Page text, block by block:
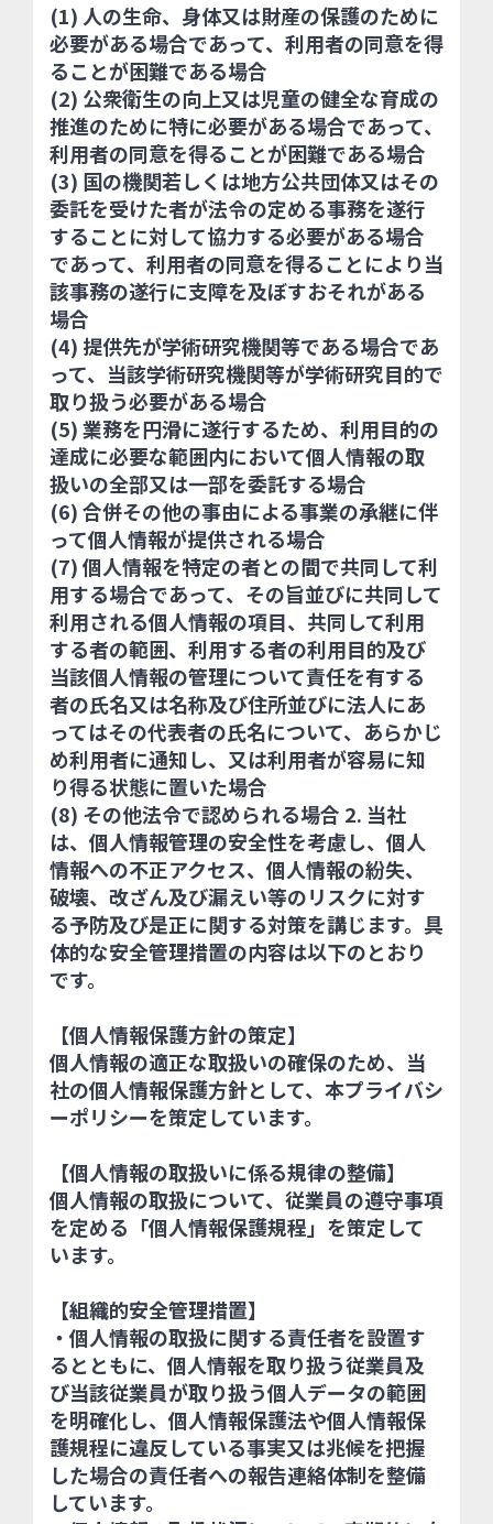
(1) 人の生命、身体又は財産の保護のために
必要がある場合であって、利用者の同意を得
ることが困難である場合
(2) 公衆衛生の向上又は児童の健全な育成の
推進のために特に必要がある場合であって、
利用者の同意を得ることが困難である場合
(3) 国の機関若しくは地方公共団体又はその
委託を受けた者が法令の定める事務を遂行
することに対して協力する必要がある場合
であって、利用者の同意を得ることにより当
該事務の遂行に支障を及ぼすおそれがある
場合
(4) 提供先が学術研究機関等である場合であ
って、当該学術研究機関等が学術研究目的で
取り扱う必要がある場合
(5) 業務を円滑に遂行するため、利用目的の
達成に必要な範囲内において個人情報の取
扱いの全部又は一部を委託する場合
(6) 合併その他の事由による事業の承継に伴
って個人情報が提供される場合
(7) 個人情報を特定の者との間で共同して利
用する場合であって、その旨並びに共同して
利用される個人情報の項目、共同して利用
する者の範囲、利用する者の利用目的及び
当該個人情報の管理について責任を有する
者の氏名又は名称及び住所並びに法人にあ
ってはその代表者の氏名について、あらかじ
め利用者に通知し、又は利用者が容易に知
り得る状態に置いた場合
(8) その他法令で認められる場合 2. 当社
は、個人情報管理の安全性を考慮し、個人
情報への不正アクセス、個人情報の紛失、
破壊、改ざん及び漏えい等のリスクに対す
る予防及び是正に関する対策を講じます。具
体的な安全管理措置の内容は以下のとおり
です。
【個人情報保護方針の策定】
個人情報の適正な取扱いの確保のため、当
社の個人情報保護方針として、本プライバシ
ーポリシーを策定しています。
【個人情報の取扱いに係る規律の整備】
個人情報の取扱について、従業員の遵守事項
を定める「個人情報保護規程」を策定して
います。
【組織的安全管理措置】
・個人情報の取扱に関する責任者を設置す
るとともに、個人情報を取り扱う従業員及
び当該従業員が取り扱う個人データの範囲
を明確化し、個人情報保護法や個人情報保
護規程に違反している事実又は兆候を把握
した場合の責任者への報告連絡体制を整備
しています。